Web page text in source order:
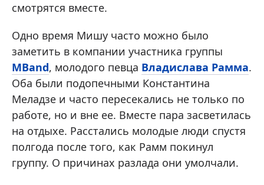
смотрятся вместе.
Одно время Мишу часто можно было
заметить в компании участника группы
MBand, молодого певца Владислава Рамма.
Оба были подопечными Константина
Меладзе и часто пересекались не только по
работе, но и вне ее. Вместе пара засветилась
на отдыхе. Расстались молодые люди спустя
полгода после того, как Рамм покинул
группу. О причинах разлада они умолчали.